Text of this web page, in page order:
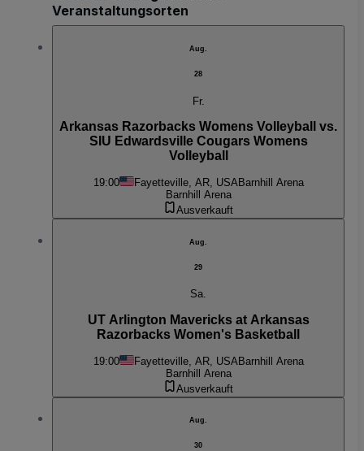
Veranstaltungsorten
Aug.
28
Fr.
Arkansas Razorbacks Womens Volleyball vs.
SIU Edwardsville Cougars Womens
Volleyball
19:00 Fayetteville, AR, USA Barnhill Arena
Barnhill Arena
Ausverkauft
Aug.
29
Sa.
UT Arlington Mavericks at Arkansas
Razorbacks Women's Basketball
19:00 Fayetteville, AR, USABarnhill Arena
Barnhill Arena
Ausverkauft
Aug.
30